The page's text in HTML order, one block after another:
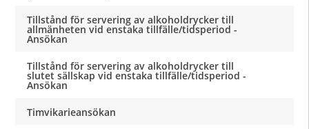
Tillstånd för servering av alkoholdrycker till
allmänheten vid enstaka tillfälle/tidsperiod -
Ansökan
Tillstånd för servering av alkoholdrycker till
slutet sällskap vid enstaka tillfälle/tidsperiod -
Ansökan
Timvikarieansökan